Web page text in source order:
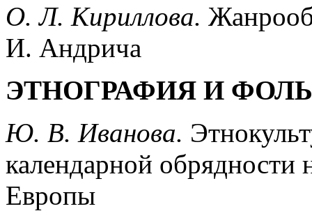
О. Л. Кириллова.
И. Андрича
ЭТНОГРАФИЯ И
Ю. В. Иванова.
календарной
Европы